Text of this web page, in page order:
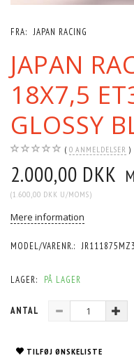
FRA: JAPAN RACING
JAPAN
18X7,5
GLOSSY
0 ANMELDELSER
2.000,00 DKK
(1.600,00 DKK U/MOMS)
Mere information
MODEL/VARENR.:
LAGER: PÅ LAGER
ANTAL
TILFØJ ØNSKELISTE